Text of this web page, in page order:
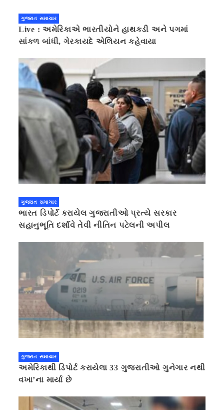
ગુજરાત સમાચાર
Live : અમેરિકાએ ભારતીયોને હાથકડી અને પગમાં
સાંકળ બાંધી, ગેરકાયદે એલિયન કહેવાયા
ગુજરાત સમાચાર
ભારત ડિપોર્ટ કરાયેલ ગુજરાતીઓ પ્રત્યે સરકાર
સહાનુભૂતિ દર્શાવે તેવી નીતિન પટેલની અપીલ
ગુજરાત સમાચાર
અમેરિકાથી ડિપોર્ટ કરાયેલા 33 ગુજરાતીઓ ગુનેગાર નથી
વખા’ના માર્યા છે